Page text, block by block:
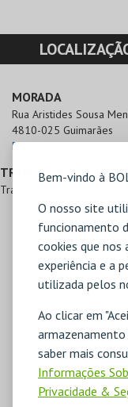
Bem-vindo à
O nosso site
funcionamento
cookies que nos
experiência e a
utilizada pelos
Ao clicar em
armazenamento
saber mais
Informações
Privacidade &
MORADA
Rua Aristides Sousa
4810-025 Guimarães
Direcções para
TRANSPORTES
Transporte de pessoas por